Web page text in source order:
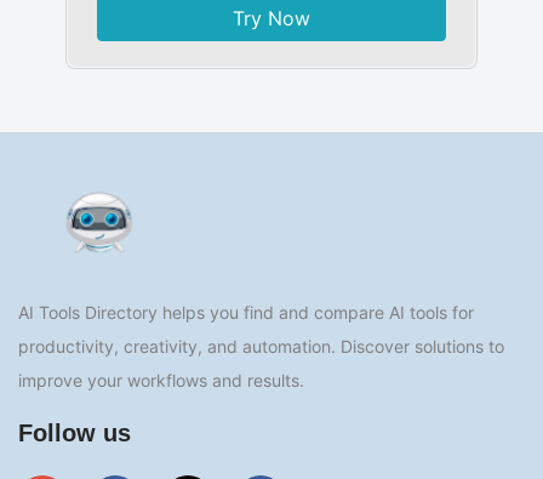
Try Now
AI Tools Directory helps you find and compare AI tools for
productivity, creativity, and automation. Discover solutions to
improve your workflows and results.
Follow us